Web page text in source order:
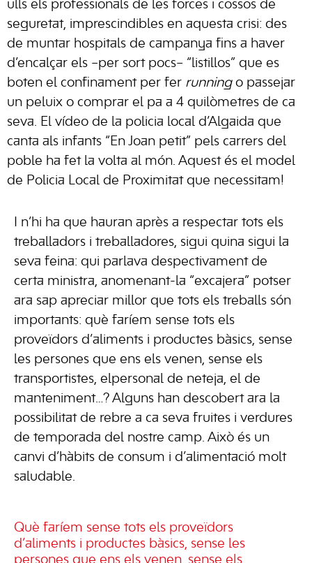
ulls els professionals de les forces i cossos de
seguretat, imprescindibles en aquesta crisi: des
de muntar hospitals de campanya fins a haver
d’encalçar els –per sort pocs– “listillos” que es
boten el confinament per fer runningo passejar
un peluix o comprar el pa a 4 quilòmetres de ca
seva. El vídeo de la policia local d’Algaida que
canta als infants “En Joan petit” pels carrers del
poble ha fet la volta al món. Aquest és el model
de Policia Local de Proximitat que necessitam!
I n’hi ha que hauran après a respectar tots els
treballadors i treballadores, sigui quina sigui la
seva feina: qui parlava despectivament de
certa ministra, anomenant-la “excajera” potser
ara sap apreciar millor que tots els treballs són
importants: què faríem sense tots els
proveïdors d’aliments i productes bàsics, sense
les persones que ens els venen, sense els
transportistes, elpersonal de neteja, el de
manteniment…? Alguns han descobert ara la
possibilitat de rebre a ca seva fruites i verdures
de temporada del nostre camp. Això és un
canvi d’hàbits de consum i d’alimentació molt
saludable.
Què faríem sense tots els proveïdors
d’aliments i productes bàsics, sense les
persones que ens els venen, sense els